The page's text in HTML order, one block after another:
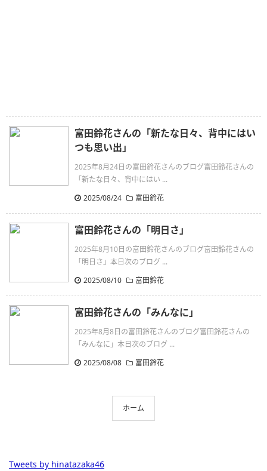
富田鈴花さんの「新たな日々、背中にはい
つも思い出」
2025年8月24日の富田鈴花さんのブログ富田鈴花さんの
「新たな日々、背中にはい ...
2025/08/24
富田鈴花
富田鈴花さんの「明日さ」
2025年8月10日の富田鈴花さんのブログ富田鈴花さんの
「明日さ」本日次のブログ ...
2025/08/10
富田鈴花
富田鈴花さんの「みんなに」
2025年8月8日の富田鈴花さんのブログ富田鈴花さんの
「みんなに」本日次のブログ ...
2025/08/08
富田鈴花
ホーム
Tweets by hinatazaka46